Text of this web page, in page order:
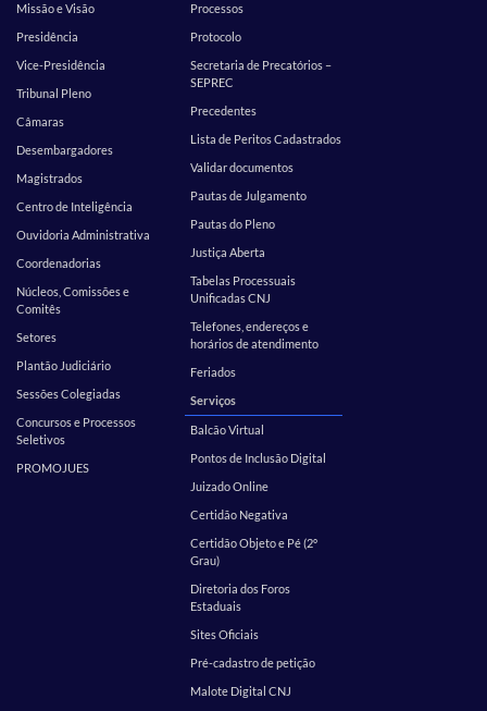
Missão e Visão
Presidência
Vice-Presidência
Tribunal Pleno
Câmaras
Desembargadores
Magistrados
Centro de Inteligência
Ouvidoria Administrativa
Coordenadorias
Núcleos, Comissões e
Comitês
Setores
Plantão Judiciário
Sessões Colegiadas
Concursos e Processos
Seletivos
PROMOJUES
Processos
Protocolo
Secretaria de Precatórios –
SEPREC
Precedentes
Lista de Peritos Cadastrados
Validar documentos
Pautas de Julgamento
Pautas do Pleno
Justiça Aberta
Tabelas Processuais
Unificadas CNJ
Telefones, endereços e
horários de atendimento
Feriados
Serviços
Balcão Virtual
Pontos de Inclusão Digital
Juizado Online
Certidão Negativa
Certidão Objeto e Pé (2º
Grau)
Diretoria dos Foros
Estaduais
Sites Oficiais
Pré-cadastro de petição
Malote Digital CNJ